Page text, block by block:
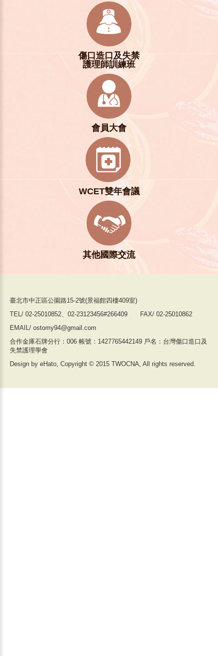
傷口造口及失禁
護理師訓練班
會員大會
WCET雙年會議
其他國際交流
臺北市中正區公園路15-2號(景福館四樓409室)
TEL/ 02-25010852、02-23123456#266409 FAX/ 02-25010862
EMAIL/ ostomy94@gmail.com
合作金庫石牌分行：006 帳號：1427765442149 戶名：台灣傷口造口及
失禁護理學會
Design by eHato, Copyright © 2015 TWOCNA, All rights reserved.